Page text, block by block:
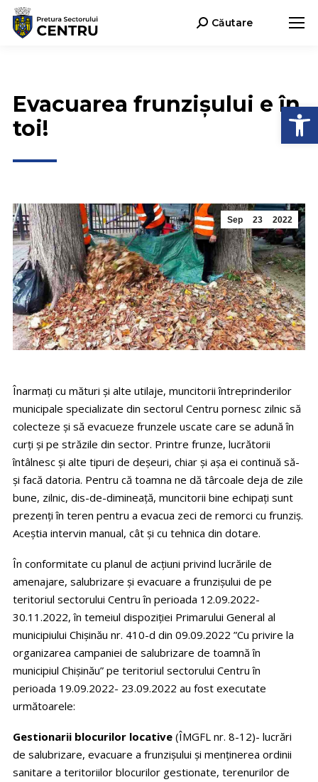
Search:Căutare
Evacuarea frunzișului e în
toi!
Sep 23 2022
Înarmați cu mături și alte utilaje, muncitorii întreprinderilor
municipale specializate din sectorul Centru pornesc zilnic să
colecteze și să evacueze frunzele uscate care se adună în
curți și pe străzile din sector. Printre frunze, lucrătorii
întâlnesc și alte tipuri de deșeuri, chiar și așa ei continuă să-
și facă datoria. Pentru că toamna ne dă târcoale deja de zile
bune, zilnic, dis-de-dimineață, muncitorii bine echipați sunt
prezenți în teren pentru a evacua zeci de remorci cu frunziș.
Aceștia intervin manual, cât și cu tehnica din dotare.
În conformitate cu planul de acțiuni privind lucrările de
amenajare, salubrizare și evacuare a frunzișului de pe
teritoriul sectorului Centru în perioada 12.09.2022-
30.11.2022, în temeiul dispoziției Primarului General al
municipiului Chișinău nr. 410-d din 09.09.2022 ”Cu privire la
organizarea campaniei de salubrizare de toamnă în
municipiul Chișinău” pe teritoriul sectorului Centru în
perioada 19.09.2022- 23.09.2022 au fost executate
următoarele:
Gestionarii blocurilor locative (ÎMGFL nr. 8-12)- lucrări
de salubrizare, evacuare a frunzișului și menținerea ordinii
sanitare a teritoriilor blocurilor gestionate, terenurilor de